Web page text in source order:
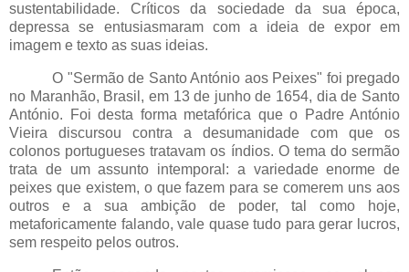
sustentabilidade. Críticos da sociedade da sua época,
depressa se entusiasmaram com a ideia de expor em
imagem e texto as suas ideias.
O "Sermão de Santo António aos Peixes" foi pregado
no Maranhão, Brasil, em 13 de junho de 1654, dia de Santo
António. Foi desta forma metafórica que o Padre António
Vieira discursou contra a desumanidade com que os
colonos portugueses tratavam os índios. O tema do sermão
trata de um assunto intemporal: a variedade enorme de
peixes que existem, o que fazem para se comerem uns aos
outros e a sua ambição de poder, tal como hoje,
metaforicamente falando, vale quase tudo para gerar lucros,
sem respeito pelos outros.